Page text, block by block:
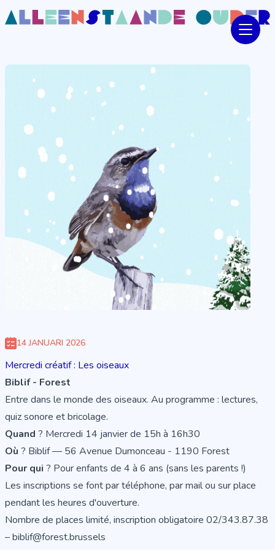
14 JANUARI 2026
Mercredi créatif : Les oiseaux
Biblif - Forest
Entre dans le monde des oiseaux. Au programme : lectures,
quiz sonore et bricolage.
Quand ? Mercredi 14 janvier de 15h à 16h30
Où ? Biblif — 56 Avenue Dumonceau - 1190 Forest
Pour qui ? Pour enfants de 4 à 6 ans (sans les parents !)
Les inscriptions se font par téléphone, par mail ou sur place
pendant les heures d'ouverture.
Nombre de places limité, inscription obligatoire 02/343.87.38
– biblif@forest.brussels